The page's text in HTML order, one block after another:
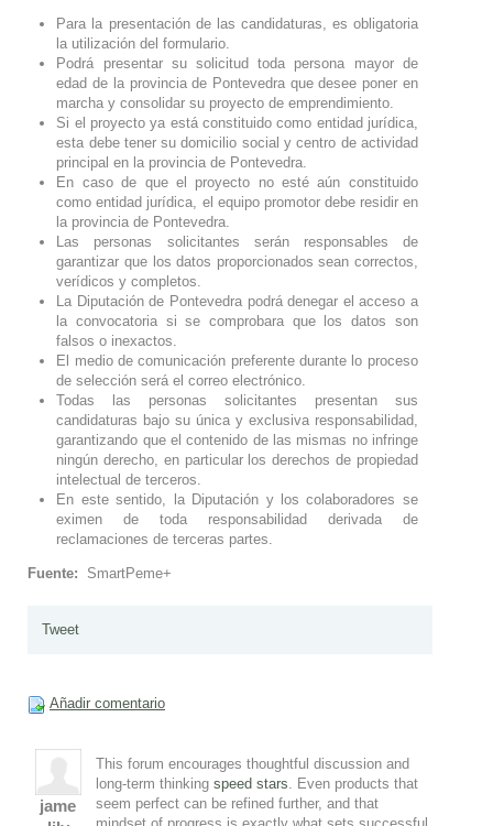
Para la presentación de las candidaturas, es obligatoria
la utilización del formulario.
Podrá presentar su solicitud toda persona mayor de
edad de la provincia de Pontevedra que desee poner en
marcha y consolidar su proyecto de emprendimiento.
Si el proyecto ya está constituido como entidad jurídica,
esta debe tener su domicilio social y centro de actividad
principal en la provincia de Pontevedra.
En caso de que el proyecto no esté aún constituido
como entidad jurídica, el equipo promotor debe residir en
la provincia de Pontevedra.
Las personas solicitantes serán responsables de
garantizar que los datos proporcionados sean correctos,
verídicos y completos.
La Diputación de Pontevedra podrá denegar el acceso a
la convocatoria si se comprobara que los datos son
falsos o inexactos.
El medio de comunicación preferente durante lo proceso
de selección será el correo electrónico.
Todas las personas solicitantes presentan sus
candidaturas bajo su única y exclusiva responsabilidad,
garantizando que el contenido de las mismas no infringe
ningún derecho, en particular los derechos de propiedad
intelectual de terceros.
En este sentido, la Diputación y los colaboradores se
eximen de toda responsabilidad derivada de
reclamaciones de terceras partes.
Fuente: SmartPeme+
Tweet
Añadir comentario
jame
This forum encourages thoughtful discussion and
long-term thinking speed stars . Even products that
seem perfect can be refined further, and that